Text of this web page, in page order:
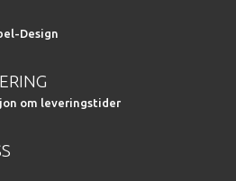
Design
om leveringstider